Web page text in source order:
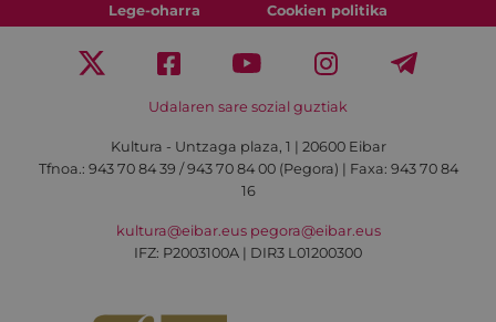
Lege-oharra
Cookien politika
Udalaren sare sozial guztiak
Kultura - Untzaga plaza, 1 | 20600 Eibar
Tfnoa.: 943 70 84 39 / 943 70 84 00 (Pegora) | Faxa: 943 70 84
16
kultura@eibar.eus pegora@eibar.eus
IFZ: P2003100A | DIR3 L01200300